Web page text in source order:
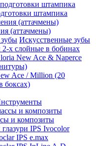
штампика
(аттачмены)
Искусственные зубы
х слойные в бобинах
New Ace & Naperce
Ace / Million (20
боксах)
и композиты
IPS Ivocolor
IPS e.max